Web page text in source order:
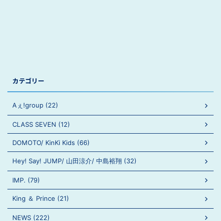
カテゴリー
Aぇ!group (22)
CLASS SEVEN (12)
DOMOTO/ KinKi Kids (66)
Hey! Say! JUMP/ 山田涼介/ 中島裕翔 (32)
IMP. (79)
King ＆ Prince (21)
NEWS (222)